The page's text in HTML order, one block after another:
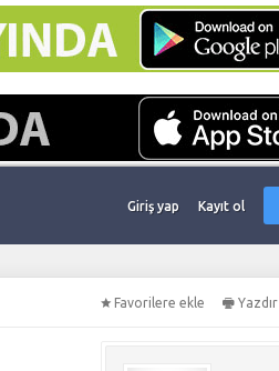
Giriş yap Kayıt ol
Favorilere ekle Yazdır